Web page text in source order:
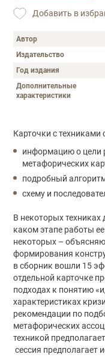
Добавить в
Автор
Издательство
Год издания
Дополнительные
характеристики
Описание
Карточки с техниками
информацию о цели
метафорических
подробный
схему и
В некоторых техниках
каком этапе работы
некоторых –
формирования
в сборник вошли 15
отдельной карточке
подходах к понятию
характеристиках
рекомендации по
метафорических
техникой
сессия предполагает